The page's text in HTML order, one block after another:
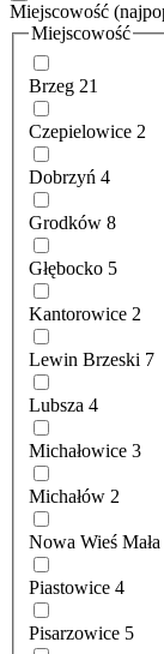
Miejscowość
Miejscowość
Brzeg 21
Czepielowice 2
Dobrzyń 4
Grodków 8
Głębocko 5
Kantorowice 2
Lewin Brzeski 7
Lubsza 4
Michałowice 3
Michałów 2
Nowa Wieś Mała
Piastowice 4
Pisarzowice 5